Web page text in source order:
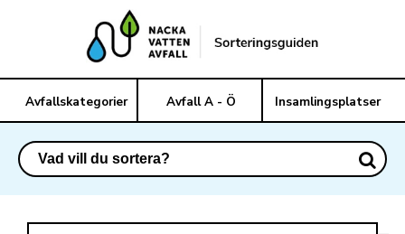
Avfallskategorier Avfall A - Ö Insamlingsplatser